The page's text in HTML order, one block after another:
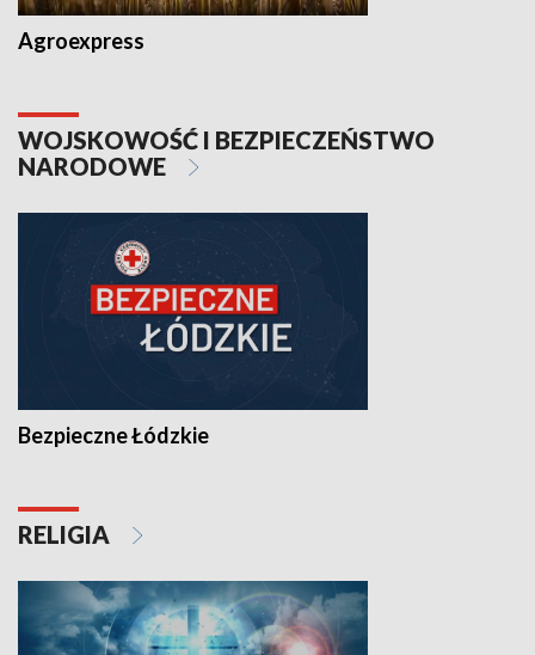
Agroexpress
WOJSKOWOŚĆ I BEZPIECZEŃSTWO
NARODOWE
Bezpieczne Łódzkie
RELIGIA